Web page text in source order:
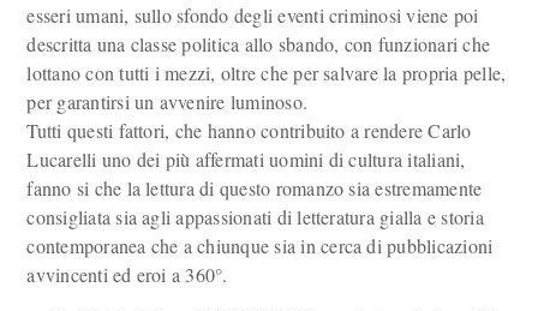
esseri umani, sullo sfondo degli eventi criminosi viene poi
descritta una classe politica allo sbando, con funzionari che
lottano con tutti i mezzi, oltre che per salvare la propria pelle,
per garantirsi un avvenire luminoso.
Tutti questi fattori, che hanno contribuito a rendere Carlo
Lucarelli uno dei più affermati uomini di cultura italiani,
fanno si che la lettura di questo romanzo sia estremamente
consigliata sia agli appassionati di letteratura gialla e storia
contemporanea che a chiunque sia in cerca di pubblicazioni
avvincenti ed eroi a 360°.